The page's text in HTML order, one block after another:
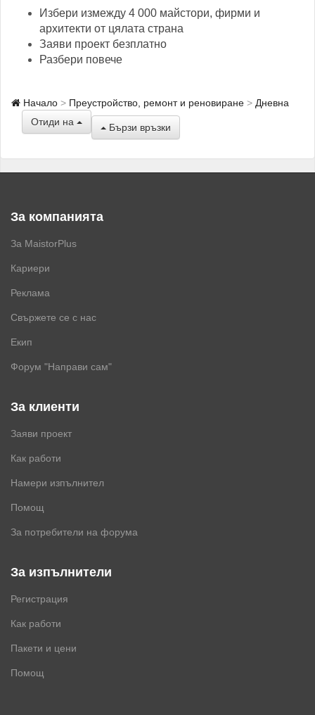
Избери измежду 4 000 майстори, фирми и
архитекти от цялата страна
Заяви проект безплатно
Разбери повече
Начало Преустройство, ремонт и реновиране
Дневна
Отиди на
Бързи връзки
За компанията
За MaistorPlus
Кариери
Реклама
Свържете се с нас
Екип
Форум "Направи сам"
За клиенти
Заяви проект
Как работи
Намери изпълнител
Помощ
За потребители на форума
За изпълнители
Регистрация
Как работи
Пакети и цени
Помощ